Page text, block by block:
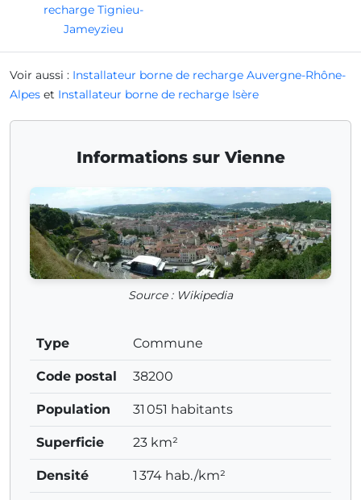
recharge Tignieu-
Jameyzieu
Voir aussi : Installateur borne de recharge Auvergne-Rhône-
Alpes et Installateur borne de recharge Isère
Informations sur Vienne
Source : Wikipedia
Type Commune
Code postal 38200
Population 31 051 habitants
Superficie 23 km²
Densité 1 374 hab./km²